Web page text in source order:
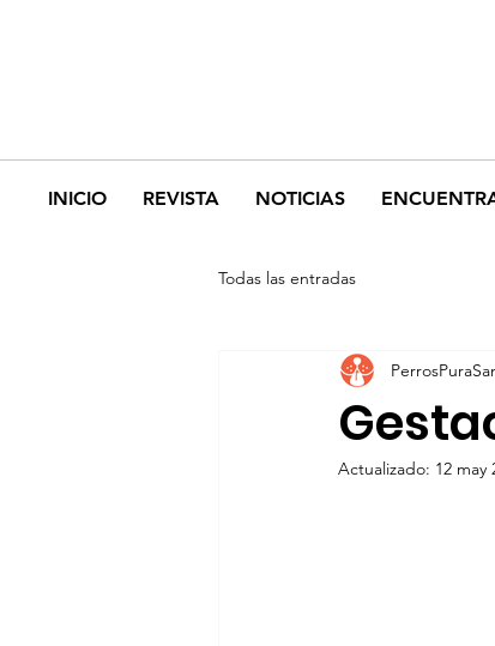
INICIO REVISTA NOTICIAS
Todas las entradas
Actualizado: 12 may